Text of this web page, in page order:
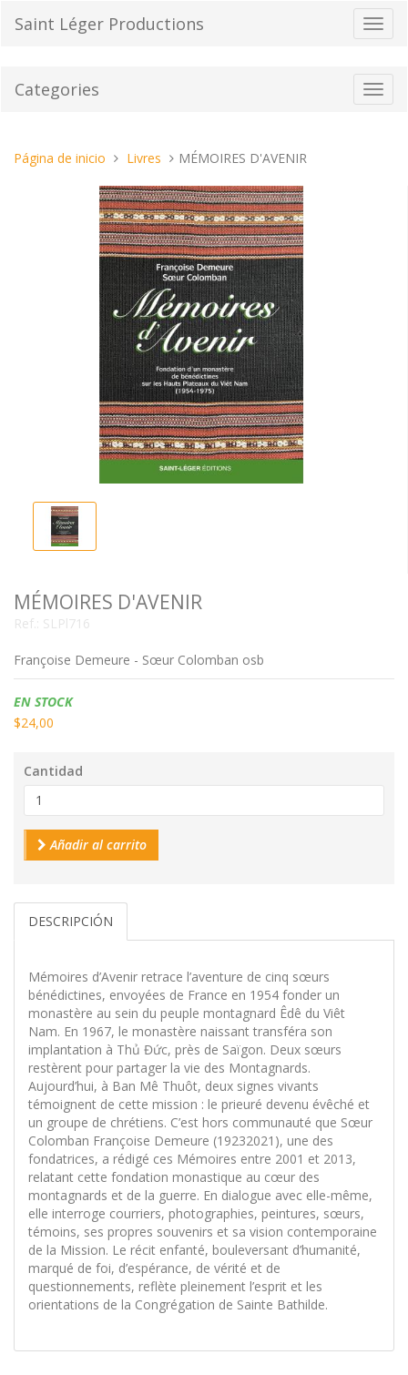
el
de
Saint Léger Productions
Categories
Estas
Página de inicio Livres MÉMOIRES D'AVENIR
MÉMOIRES D'AVENIR
Ref.: SLPl716
Françoise Demeure - Sœur Colomban osb
Disponibilidad:
EN STOCK
$24,00
Cantidad
Añadir al carrito
DESCRIPCIÓN
Mémoires d’Avenir retrace l’aventure de cinq sœurs
bénédictines, envoyées de France en 1954 fonder un
monastère au sein du peuple montagnard Êdê du Viêt
Nam. En 1967, le monastère naissant transféra son
implantation à Thủ Đức, près de Saïgon. Deux sœurs
restèrent pour partager la vie des Montagnards.
Aujourd’hui, à Ban Mê Thuôt, deux signes vivants
témoignent de cette mission : le prieuré devenu évêché et
un groupe de chrétiens. C’est hors communauté que Sœur
Colomban Françoise Demeure (19232021), une des
fondatrices, a rédigé ces Mémoires entre 2001 et 2013,
relatant cette fondation monastique au cœur des
montagnards et de la guerre. En dialogue avec elle-même,
elle interroge courriers, photographies, peintures, sœurs,
témoins, ses propres souvenirs et sa vision contemporaine
de la Mission. Le récit enfanté, bouleversant d’humanité,
marqué de foi, d’espérance, de vérité et de
questionnements, reflète pleinement l’esprit et les
orientations de la Congrégation de Sainte Bathilde.